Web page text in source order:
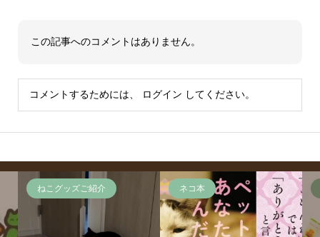
この記事へのコメントはありません。
コメントするためには、 ログイン してください。
ねこグッズご紹介 ネコ本